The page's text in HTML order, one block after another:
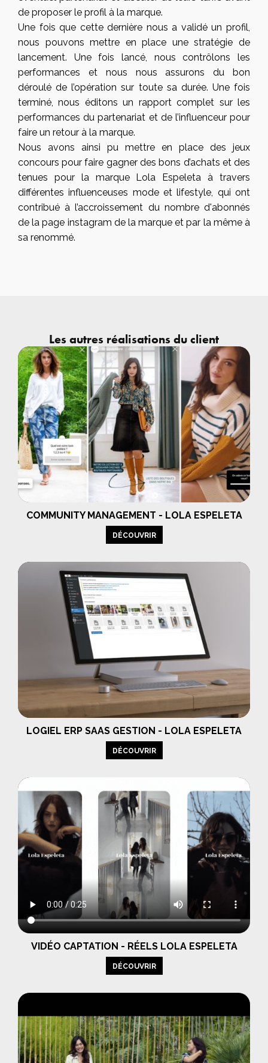
de proposer le profil à la marque.
Une fois que cette dernière nous a validé un profil,
nous pouvons mettre en place une stratégie de
lancement. Une fois lancé, nous contrôlons les
performances et nous nous assurons du bon
déroulé de l’opération sur toute sa durée. Une fois
terminé, nous éditons un rapport complet sur les
performances du partenariat et de l’influenceur pour
faire un retour à la marque.
Nous avons ainsi pu mettre en place des jeux
concours pour faire gagner des bons d’achats et des
tenues pour la marque Lola Espeleta à travers
différentes influenceuses mode et lifestyle, qui ont
contribué à l’accroissement du nombre d'abonnés
de la page instagram de la marque et par la même à
sa renommé.
Les autres réalisations du client
COMMUNITY MANAGEMENT - LOLA ESPELETA
DÉCOUVRIR
LOGIEL ERP SAAS GESTION - LOLA ESPELETA
DÉCOUVRIR
VIDÉO CAPTATION - RÉELS LOLA ESPELETA
DÉCOUVRIR